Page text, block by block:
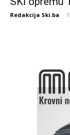
Redakcija Ski.ba -